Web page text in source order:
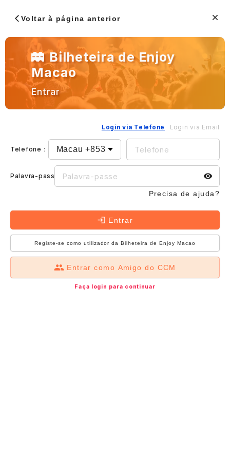
Voltar à página anterior
Bilheteira de Enjoy
Macao
Entrar
Login via Telefone Login via Email
Telefone ：
Palavra-passe ：
Precisa de ajuda?
Entrar
Registe-se como utilizador da Bilheteira de Enjoy Macao
Entrar como Amigo do CCM
Faça login para continuar